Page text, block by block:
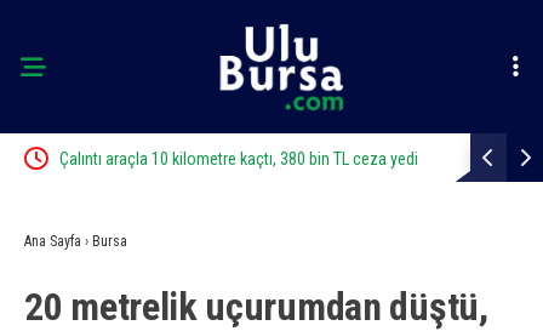
Çalıntı araçla 10 kilometre kaçtı, 380 bin TL ceza yedi Bursa’da
Ana Sayfa › Bursa
20 metrelik uçurumdan düştü,